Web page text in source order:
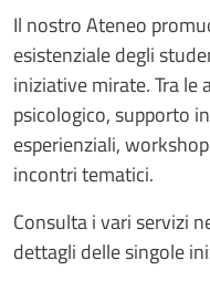
Il nostro Ateneo
esistenziale degli
iniziative mirate. Tra
psicologico, supporto
esperienziali,
incontri tematici.
Consulta i vari servizi
dettagli delle singole